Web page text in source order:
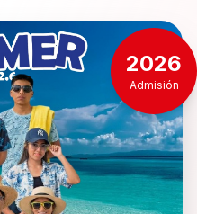
2026
Admisión